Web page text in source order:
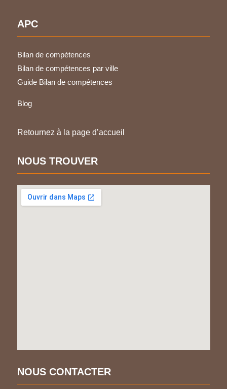
APC
Bilan de compétences
Bilan de compétences par ville
Guide Bilan de compétences
Blog
Retournez à la page d’accueil
NOUS TROUVER
NOUS CONTACTER